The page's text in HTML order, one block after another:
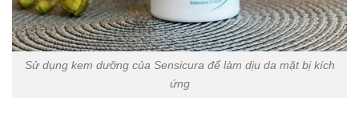
Sử dụng kem dưỡng của Sensicura để làm dịu da mặt bị kích
ứng